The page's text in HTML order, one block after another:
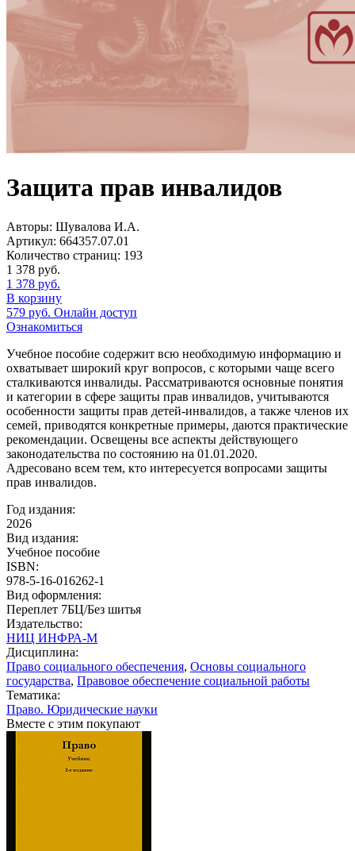
Защита прав инвалидов
Авторы: Шувалова И.А.
Артикул: 664357.07.01
Количество страниц: 193
1 378 руб.
1 378 руб.
В корзину
579 руб. Онлайн доступ
Ознакомиться
Учебное пособие содержит всю необходимую информацию и
охватывает широкий круг вопросов, с которыми чаще всего
сталкиваются инвалиды. Рассматриваются основные понятия
и категории в сфере защиты прав инвалидов, учитываются
особенности защиты прав детей-инвалидов, а также членов их
семей, приводятся конкретные примеры, даются практические
рекомендации. Освещены все аспекты действующего
законодательства по состоянию на 01.01.2020.
Адресовано всем тем, кто интересуется вопросами защиты
прав инвалидов.
Год издания:
2026
Вид издания:
Учебное пособие
ISBN:
978-5-16-016262-1
Вид оформления:
Переплет 7БЦ/Без шитья
Издательство:
НИЦ ИНФРА-М
Дисциплина:
Право социального обеспечения, Основы социального
государства, Правовое обеспечение социальной работы
Тематика:
Право. Юридические науки
Вместе с этим покупают